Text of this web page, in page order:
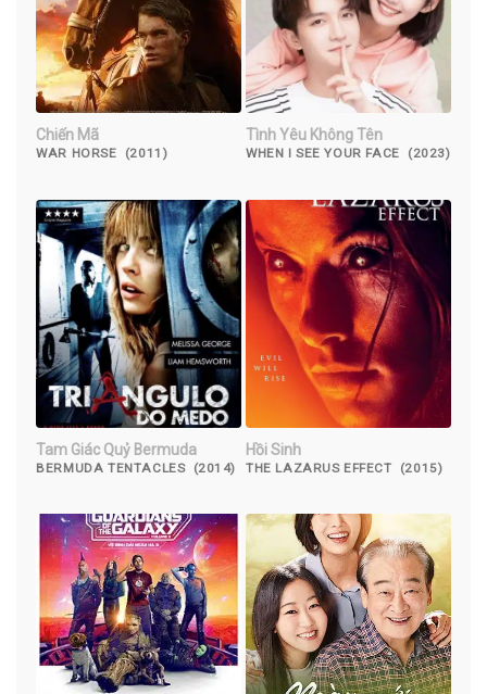
Chiến Mã
WAR HORSE (2011)
Tình Yêu Không Tên
WHEN I SEE YOUR FACE (2023)
Tam Giác Quỷ Bermuda
BERMUDA TENTACLES (2014)
Hồi Sinh
THE LAZARUS EFFECT (2015)